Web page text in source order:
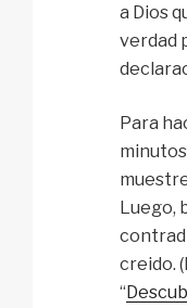
a Dios
verdad
Para
Luego,
creido.
“